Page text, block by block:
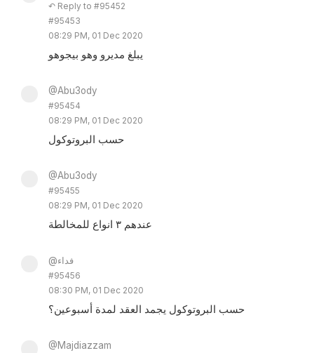
↶ Reply to #95452
#95453
08:29 PM, 01 Dec 2020
يبلغ مديرو وهو بيجوهو
@Abu3ody
#95454
08:29 PM, 01 Dec 2020
حسب البروتوكول
@Abu3ody
#95455
08:29 PM, 01 Dec 2020
عندهم ٣ انواع للمخالطة
@فداء
#95456
08:30 PM, 01 Dec 2020
حسب البروتوكول يجمد العقد لمدة أسبوعين؟
@Majdiazzam